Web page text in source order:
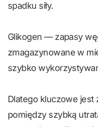
spadku siły.
Glikogen — zapasy
zmagazynowane w
szybko
Dlatego kluczowe jest
pomiędzy szybką